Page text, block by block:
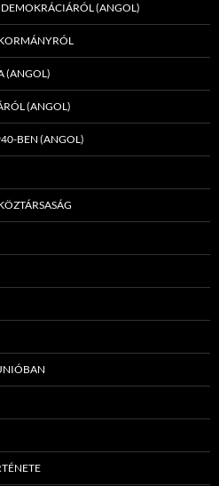
DEMOKRÁCIÁRÓL (ANGOL)
(ANGOL)
(ANGOL)
BEN (ANGOL)